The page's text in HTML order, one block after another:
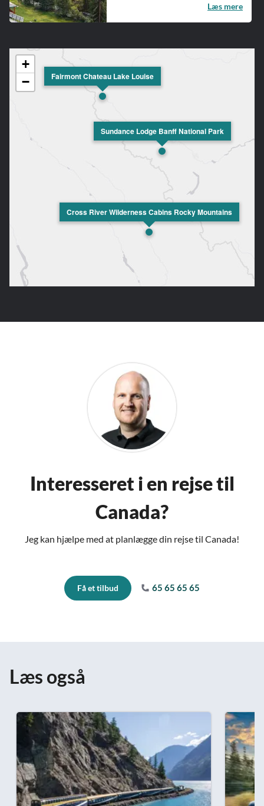
Læs mere
Fairmont Chateau Lake Louise
Cross River Wilderness Cabins Rocky Mountains
Sundance Lodge Banff National Park
+
−
Interesseret i en rejse til
Canada?
Jeg kan hjælpe med at planlægge din rejse til Canada!
Få et tilbud 65 65 65 65
Læs også